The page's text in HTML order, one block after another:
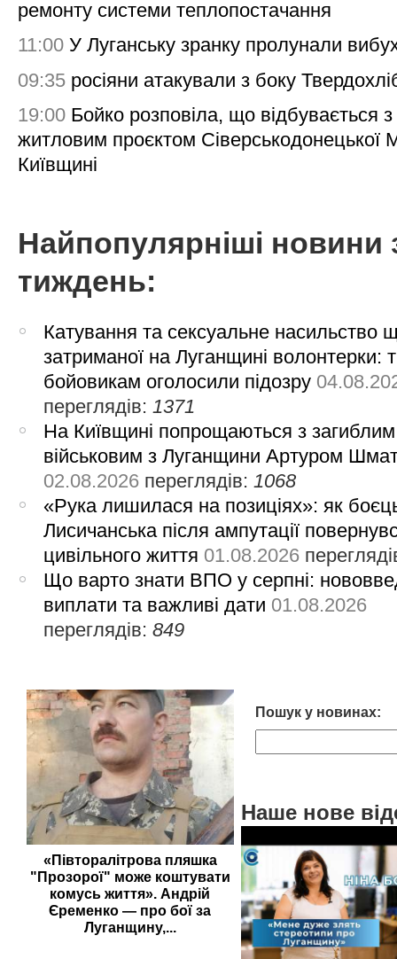
ремонту системи теплопостачання
11:00 У Луганську зранку пролунали
09:35 росіяни атакували з боку
19:00 Бойко розповіла, що відбувається з
житловим проєктом Сіверськодонецької
Київщині
Найпопулярніші новини
тиждень:
Катування та сексуальне насильство
затриманої на Луганщині волонтерки:
бойовикам оголосили підозру
переглядів: 1371
На Київщині попрощаються з загиблим
військовим з Луганщини Артуром
02.08.2026 переглядів: 1068
«Рука лишилася на позиціях»: як
Лисичанська після ампутації
цивільного життя 01.08.2026
Що варто знати ВПО у серпні:
виплати та важливі дати 01.08.2026
переглядів:849
«Півторалітрова пляшка
"Прозорої" може коштувати
комусь життя». Андрій
Єременко — про бої за
Луганщину,...
Пошук у новинах:
Наше нове